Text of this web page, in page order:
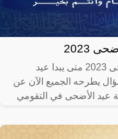
2023
متى يبدا عيد الاضحى 2023 متى يبدا عيد
2023 ؟ سؤال يطرحه الجميع الآن عن
عيد الأضحى في التقومي